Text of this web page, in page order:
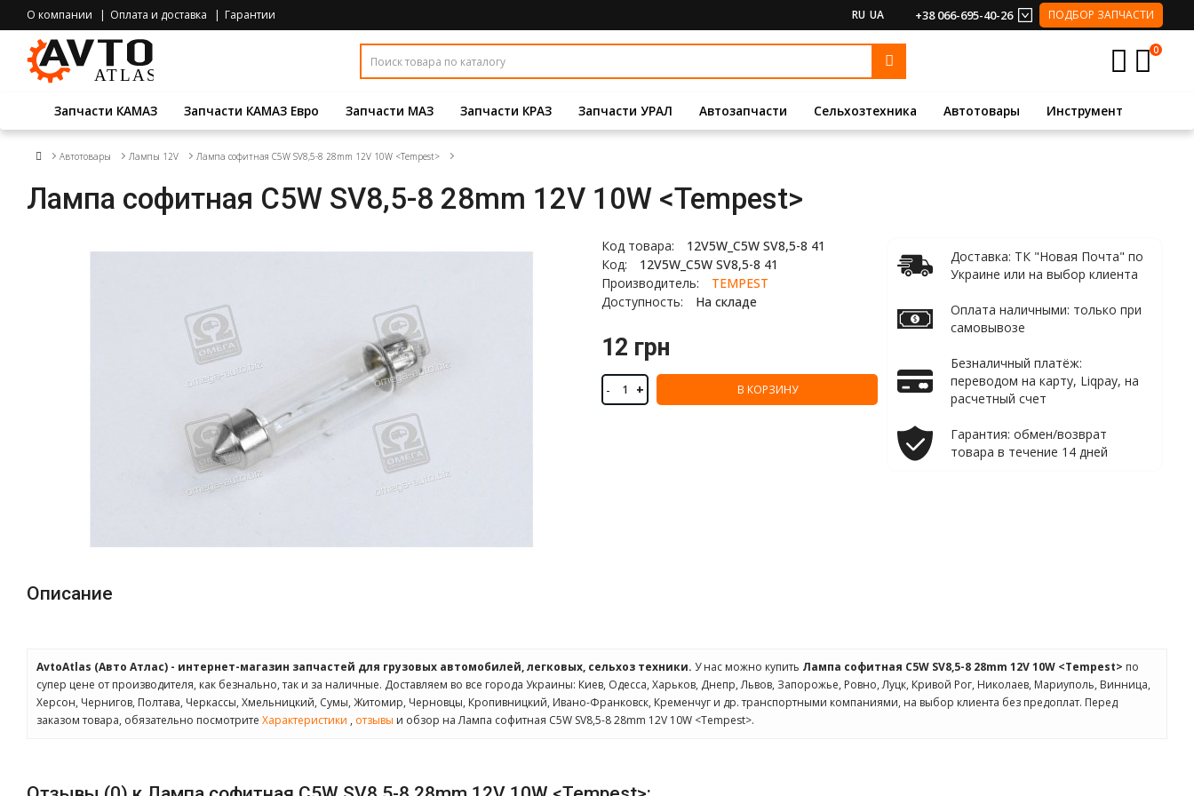
О компании Оплата и доставка Гарантии RU UA +38 066-695-40-26 ПОДБОР ЗАПЧАСТИ
0
Запчасти КАМАЗ Запчасти КАМАЗ Евро Запчасти МАЗ Запчасти КРАЗ Запчасти УРАЛ Автозапчасти Сельхозтехника Автотовары Инструмент
Автотовары Лампы 12V Лампа софитная C5W SV8,5-8 28mm 12V 10W <Tempest>
Лампа софитная C5W SV8,5-8 28mm 12V 10W <Tempest>
Код товара:
12V5W_C5W SV8,5-8 41
Код:
12V5W_C5W SV8,5-8 41
Производитель:
TEMPEST
Доступность:
На складе
12 грн
- + В КОРЗИНУ
Доставка: ТК "Новая Почта" по
Украине или на выбор клиента
Оплата наличными: только при
самовывозе
Безналичный платёж:
переводом на карту, Liqpay, на
расчетный счет
Гарантия: обмен/возврат
товара в течение 14 дней
Описание
AvtoAtlas (Авто Атлас) - интернет-магазин запчастей для грузовых автомобилей, легковых, сельхоз техники. У нас можно купить Лампа софитная C5W SV8,5-8 28mm 12V 10W <Tempest> по
супер цене от производителя, как безнально, так и за наличные. Доставляем во все города Украины: Киев, Одесса, Харьков, Днепр, Львов, Запорожье, Ровно, Луцк, Кривой Рог, Николаев, Мариуполь, Винница,
Херсон, Чернигов, Полтава, Черкассы, Хмельницкий, Сумы, Житомир, Черновцы, Кропивницкий, Ивано-Франковск, Кременчуг и др. транспортными компаниями, на выбор клиента без предоплат. Перед
заказом товара, обязательно посмотрите Характеристики , отзывы и обзор на Лампа софитная C5W SV8,5-8 28mm 12V 10W <Tempest>.